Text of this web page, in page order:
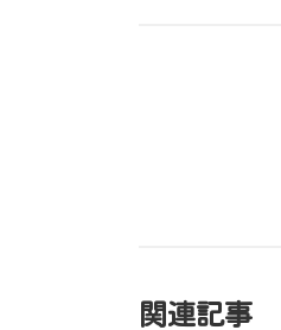
関連記事